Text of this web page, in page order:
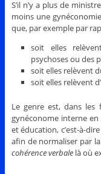
S’il n’y a plus de
moins une
que, par exemple par
soit elles
psychoses ou des
soit elles relèvent
soit elles relèvent
Le genre est, dans les
gynéconome interne
et éducation, c’est-à-
afin de normaliser par
cohérence verbalelà où